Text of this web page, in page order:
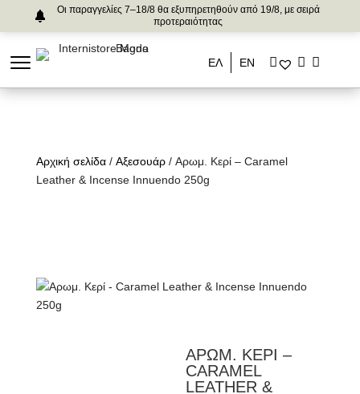
Οι παραγγελίες 7–18/8 θα εξυπηρετηθούν από 19/8, με σειρά
προτεραιότητας
ΕΛ ΕΝ
Αρχική σελίδα/ Αξεσουάρ/ Αρωμ. Κερί – Caramel
Leather & Incense Innuendo 250g
ΑΡΩΜ. ΚΕΡΙ –
CARAMEL
LEATHER &